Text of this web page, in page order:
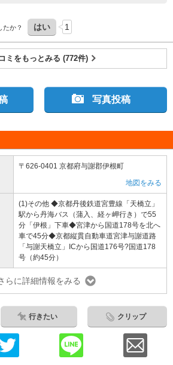
しました。伊根町観光案内所で少しの雨宿りと情報収
思ったより多く飲食店では待っている方もいらっしゃ
でしょうね。いろいろ歩きましたが新しいお店なども
の見学もできましたし満足です。悔やまれるのはいろ
事すればよかったことです。天候が良ければ伊根湾め
が、宿泊と合わせて次回の楽しみにとっておきます。
たか？ はい 1
ミをもっとみる (772件)
写真投稿
〒626-0401 京都府与謝郡伊根町
地図をみる
(1)その他 ◆京都丹後鉄道宮豊線「天橋立」
駅から丹海バス（蒲入、経ヶ岬行き）で55
分「伊根」下車◆宮津から国道178号を北へ
車で45分◆京都縦貫自動車道宮津与謝道路
「与謝天橋立」ICから国道176号?国道178
号（約45分）
らに詳細情報をみる
行きたい クリップ